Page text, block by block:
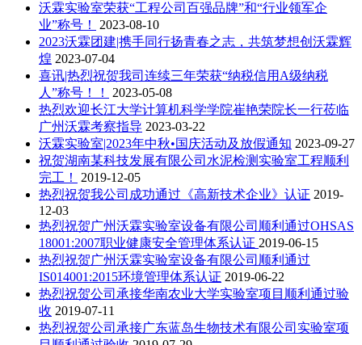
沃霖实验室荣获“工程公司百强品牌”和“行业领军企
业”称号！
2023-08-10
2023沃霖团建|携手同行扬青春之志，共筑梦想创沃霖辉
煌 2023-07-04
喜讯|热烈祝贺我司连续三年荣获“纳税信用A级纳税
人”称号！！
2023-05-08
热烈欢迎长江大学计算机科学学院崔艳荣院长一行莅临
广州沃霖考察指导 2023-03-22
沃霖实验室|2023年中秋•国庆活动及放假通知 2023-09-27
祝贺湖南某科技发展有限公司水泥检测实验室工程顺利
完工！
2019-12-05
热烈祝贺我公司成功通过《高新技术企业》认证 2019-
12-03
热烈祝贺广州沃霖实验室设备有限公司顺利通过OHSAS
18001:2007职业健康安全管理体系认证 2019-06-15
热烈祝贺广州沃霖实验室设备有限公司顺利通过
IS014001:2015环境管理体系认证 2019-06-22
热烈祝贺公司承接华南农业大学实验室项目顺利通过验
收 2019-07-11
热烈祝贺公司承接广东蓝岛生物技术有限公司实验室项